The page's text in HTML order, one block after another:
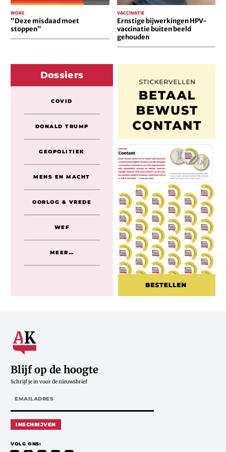
“Deze misdaad moet
stoppen”
WOKE
Ernstige bijwerkingen HPV-
vaccinatie buiten beeld
gehouden
VACCINATIE
Dossiers
COVID
DONALD TRUMP
GEOPOLITIEK
MENS EN MACHT
OORLOG & VREDE
WEF
MEER…
Blijf op de hoogte
Schrijf je in voor de nieuwsbrief
INSCHRIJVEN
VOLG ONS: